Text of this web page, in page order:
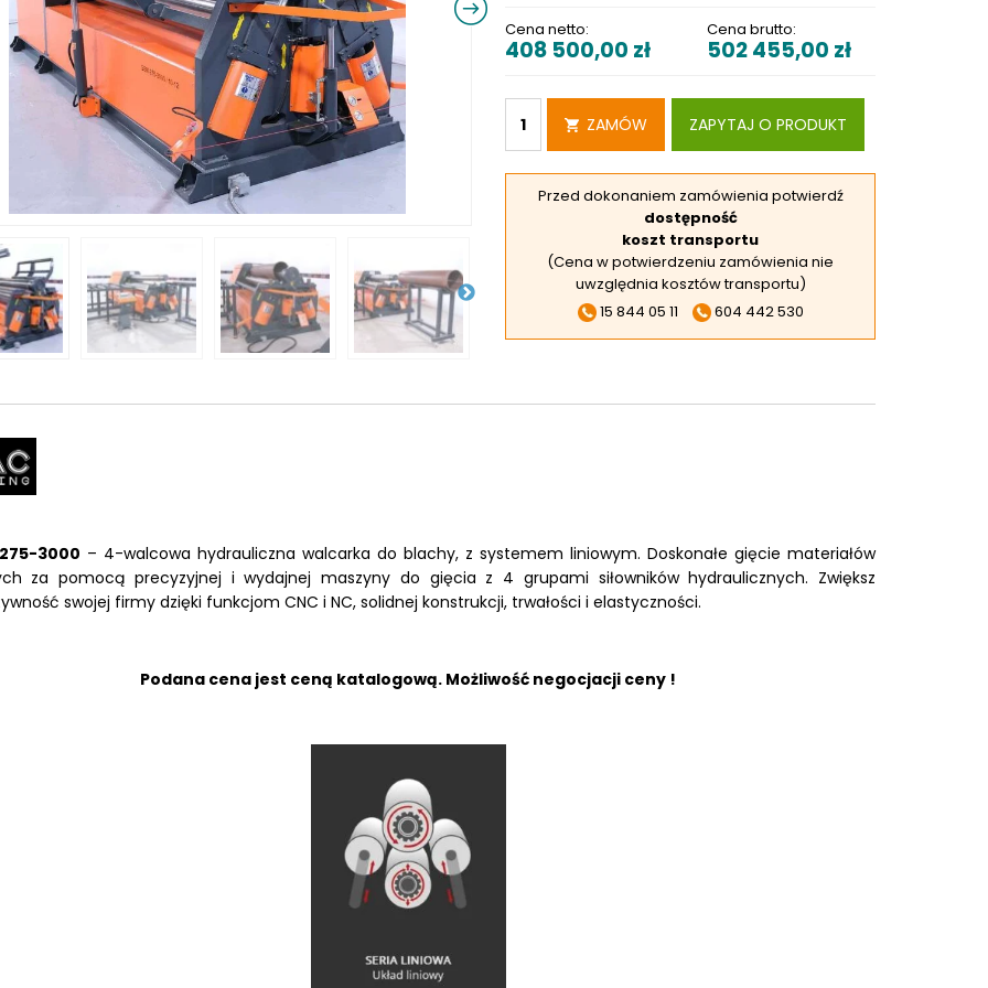
I URZĄDZENIA
WARSZTATOWE UNICRAFT
UNICRAFT
ZABEZPIECZAJĄCE UNICRAFT
UNICRAFT
UNICRAFT
UNICRAFT
STOŁY SZLIFIERSKIE
SZLIFIERKI DO ELEKTROD
WYPOSAŻENIE DODATKOWE
Cena netto:
408 500,00 zł
Cena brutto:
502 455,00 zł
ZAMÓW ZAPYTAJ O PRODUKT
Przed dokonaniem zamówienia potwierdź
dostępność
koszt transportu
(Cena w potwierdzeniu zamówienia nie
uwzględnia kosztów transportu)
15 844 05 11
604 442 530
3000 – 4-walcowa hydrauliczna walcarka do blachy, z systemem liniowym. Doskonałe gięcie materiałów
za pomocą precyzyjnej i wydajnej maszyny do gięcia z 4 grupami siłowników hydraulicznych. Zwiększ
swojej firmy dzięki funkcjom CNC i NC, solidnej konstrukcji, trwałości i elastyczności.
Podana cena jest ceną katalogową. Możliwość negocjacji ceny !